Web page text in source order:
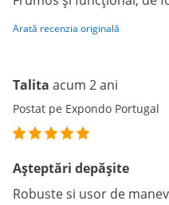
Arată recenzia originală
Talita acum 2 ani
Postat pe Expondo Portugal
Așteptări depășite
Robuste si usor de